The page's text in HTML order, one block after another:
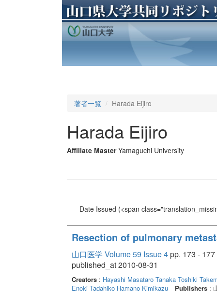
著者一覧 Harada Eijiro
Harada Eijiro
Affiliate Master Yamaguchi University
Date Issued (<span
Resection of pulmonary
山口医学 Volume 59 Issue 4pp. 173 - 177
published_at 2010-08-31
Creators: Hayashi Masataro Tanaka Toshiki
Enoki Tadahiko Hamano Kimikazu Publishers: